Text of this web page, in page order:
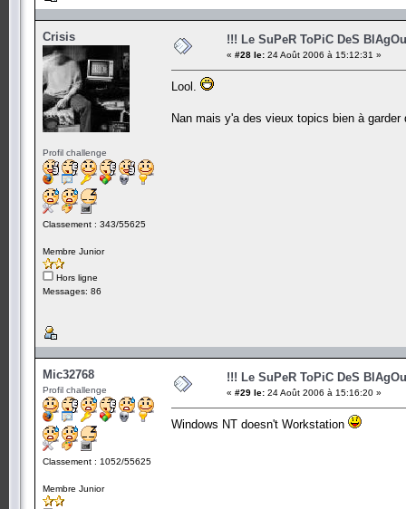
Crisis
Profil challenge
Classement : 343/55625
Membre Junior
Hors ligne
Messages: 86
!!! Le SuPeR ToPiC DeS
« #28 le: 24 Août 2006 à 15:12:31 »
Lool.
Nan mais y'a des vieux topics bien à
Mic32768
Profil challenge
Classement : 1052/55625
Membre Junior
!!! Le SuPeR ToPiC DeS
« #29 le: 24 Août 2006 à 15:16:20 »
Windows NT doesn't Workstation